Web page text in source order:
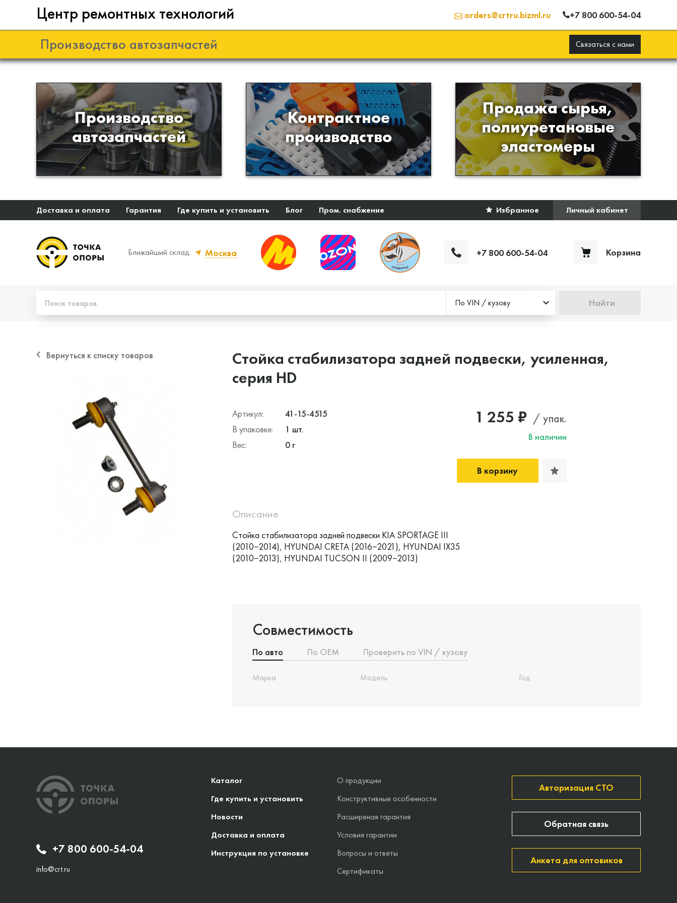
Центр ремонтных технологий orders@crtru.bizml.ru +7 800 600-54-04
Производство автозапчастей Связаться с нами
Производство
автозапчастей
Разработка и
производство деталей из
эластомеров для подвески
автомобиля
Контрактное
производство
Производство изделий из
пластиков и полимеров по
образцам либо чертежам
заказчика
Продажа сырья,
полиуретановые
эластомеры
Продажа сырья для
производства изделий из
полиуретана
Доставка и оплата Гарантия Где купить и установить Блог Пром. снабжение Избранное Личный кабинет
Ближайший склад:
Москва
+7 800 600-54-04 Корзина
По VIN / кузову Найти
Вернуться к списку товаров
Стойка стабилизатора задней подвески, усиленная,
серия HD
Артикул:
41-15-4515
В упаковке:
1 шт.
Вес:
0 г
1 255 ₽ / упак.
В наличии
В корзину
Описание
Стойка стабилизатора задней подвески KIA SPORTAGE III
(2010−2014), HYUNDAI CRETA (2016−2021), HYUNDAI IX35
(2010−2013), HYUNDAI TUCSON II (2009−2013)
Совместимость
По авто По ОЕМ Проверить по VIN / кузову
Марка Модель Год
+7 800 600-54-04
info@crt.ru
Каталог
Где купить и установить
Новости
Доставка и оплата
Инструкция по установке
О продукции
Конструктивные особенности
Расширеная гарантия
Условия гарантии
Вопросы и ответы
Сертификаты
Авторизация СТО
Анкета для оптовиков
Обратная связь